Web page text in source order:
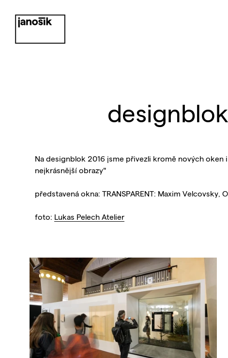
Na designblok 2016 jsme přivezli kromě nových
nejkrásnější obrazy"
představená okna: TRANSPARENT: Maxim Velcovsky,
foto: Lukas Pelech Atelier